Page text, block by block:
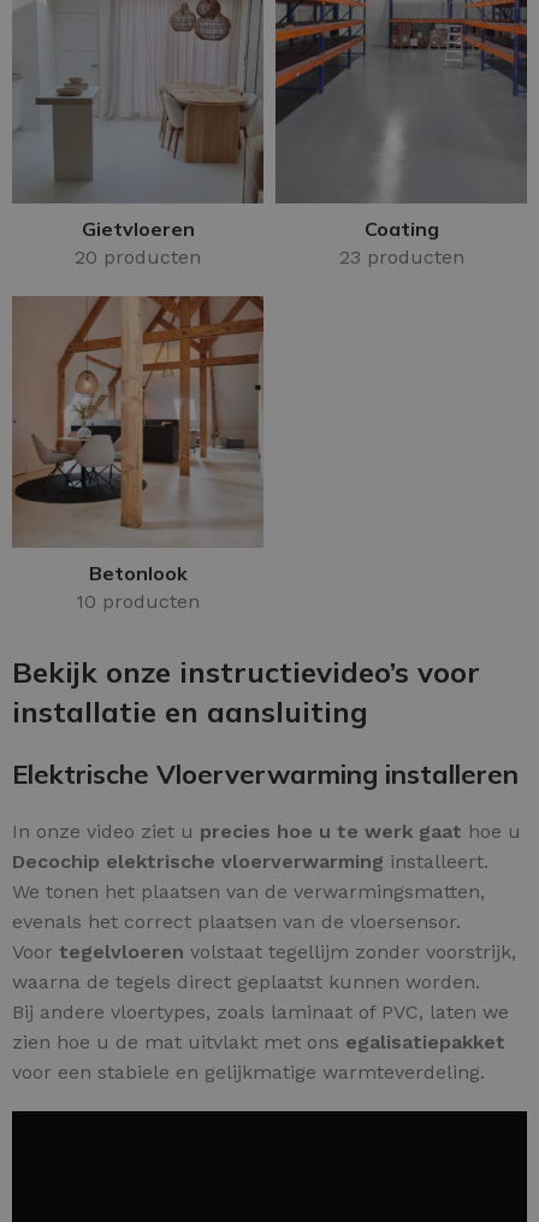
Gietvloeren
20 producten
Coating
23 producten
Betonlook
10 producten
Bekijk onze instructievideo’s voor
installatie en aansluiting
Elektrische Vloerverwarming installeren
In onze video ziet u precies hoe u te werk gaat hoe u
Decochip elektrische vloerverwarming installeert.
We tonen het plaatsen van de verwarmingsmatten,
evenals het correct plaatsen van de vloersensor.
Voor tegelvloeren volstaat tegellijm zonder voorstrijk,
waarna de tegels direct geplaatst kunnen worden.
Bij andere vloertypes, zoals laminaat of PVC, laten we
zien hoe u de mat uitvlakt met ons egalisatiepakket
voor een stabiele en gelijkmatige warmteverdeling.